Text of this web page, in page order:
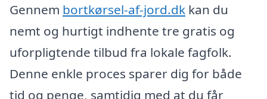
Gennem bortkørsel-af-jord.dk kan du
nemt og hurtigt indhente tre gratis og
uforpligtende tilbud fra lokale fagfolk.
Denne enkle proces sparer dig for både
tid og penge, samtidig med at du får